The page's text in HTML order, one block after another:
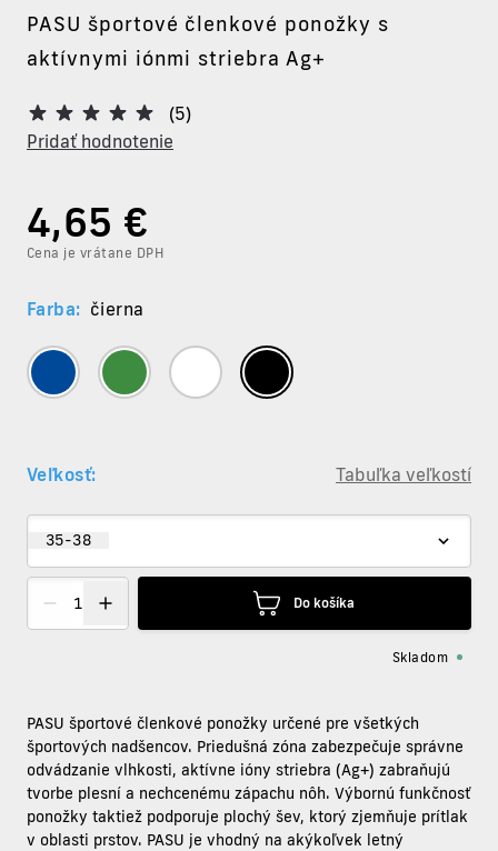
PASU športové členkové ponožky s
aktívnymi iónmi striebra Ag+
(5)
Pridať hodnotenie
4,65 €
Cena je vrátane DPH
Farba: čierna
Veľkosť: Tabuľka veľkostí
35-38
Do košíka
Skladom
PASU športové členkové ponožky určené pre všetkých
športových nadšencov. Priedušná zóna zabezpečuje správne
odvádzanie vlhkosti, aktívne ióny striebra (Ag+) zabraňujú
tvorbe plesní a nechcenému zápachu nôh. Výbornú funkčnosť
ponožky taktiež podporuje plochý šev, ktorý zjemňuje prítlak
v oblasti prstov. PASU je vhodný na akýkoľvek letný